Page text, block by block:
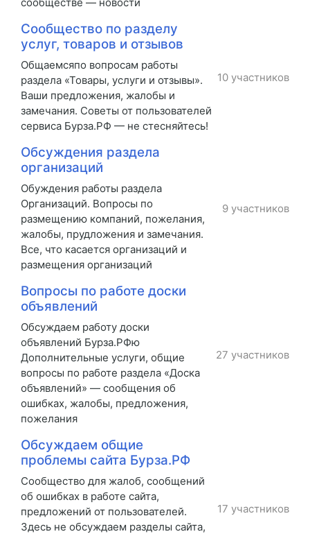
Сообщество по разделу
услуг, товаров и отзывов
Общаемсяпо вопросам работы
раздела «Товары, услуги и отзывы».
Ваши предложения, жалобы и
замечания. Советы от пользователей
сервиса Бурза.РФ — не стесняйтесь!
10 участников
Обсуждения раздела
организаций
Обуждения работы раздела
Организаций. Вопросы по
размещению компаний, пожелания,
жалобы, прудложения и замечания.
Все, что касается организаций и
размещения организаций
9 участников
Вопросы по работе доски
объявлений
Обсуждаем работу доски
объявлений Бурза.РФю
Дополнительные услуги, общие
вопросы по работе раздела «Доска
объявлений» — сообщения об
ошибках, жалобы, предложения,
пожелания
27 участников
Обсуждаем общие
проблемы сайта Бурза.РФ
Сообщество для жалоб, сообщений
об ошибках в работе сайта,
предложений от пользователей.
Здесь не обсуждаем разделы сайта,
17 участников